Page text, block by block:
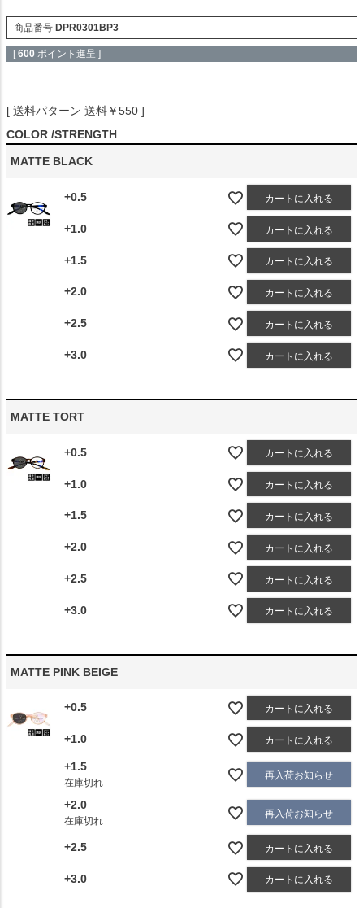
商品番号 DPR0301BP3
[ 600 ポイント進呈 ]
送料パターン 送料￥550
COLOR STRENGTH
MATTE BLACK
+0.5 カートに入れる
+1.0 カートに入れる
+1.5 カートに入れる
+2.0 カートに入れる
+2.5 カートに入れる
+3.0 カートに入れる
MATTE TORT
+0.5 カートに入れる
+1.0 カートに入れる
+1.5 カートに入れる
+2.0 カートに入れる
+2.5 カートに入れる
+3.0 カートに入れる
MATTE PINK BEIGE
+0.5 カートに入れる
+1.0 カートに入れる
+1.5
在庫切れ
再入荷お知らせ
+2.0
在庫切れ
再入荷お知らせ
+2.5 カートに入れる
+3.0 カートに入れる